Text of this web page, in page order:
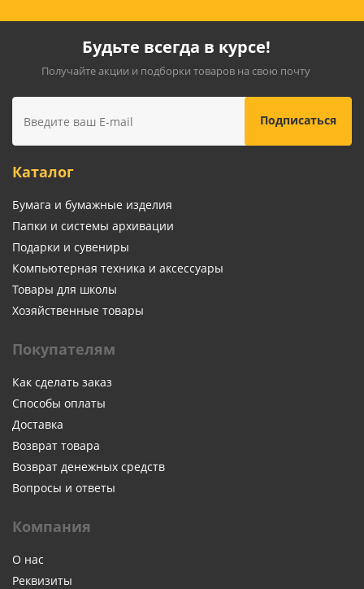
Будьте всегда в курсе!
Получайте акции и подборки товаров на свою почту
Каталог
Бумага и бумажные изделия
Папки и системы архивации
Подарки и сувениры
Компьютерная техника и аксессуары
Товары для школы
Хозяйственные товары
Покупателям
Как сделать заказ
Способы оплаты
Доставка
Возврат товара
Возврат денежных средств
Вопросы и ответы
Компания
О нас
Реквизиты